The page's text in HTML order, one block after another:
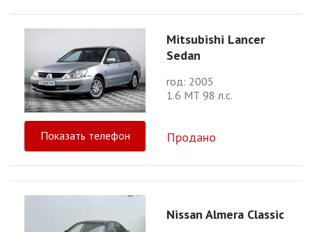
Mitsubishi Lancer
Sedan
год: 2005
1.6 МТ 98 л.с.
Показать телефон Продано
Nissan Almera Classic